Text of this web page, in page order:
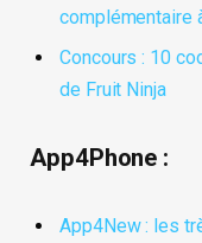
complémentaire
Concours : 10
de Fruit Ninja
App4Phone :
App4New : les